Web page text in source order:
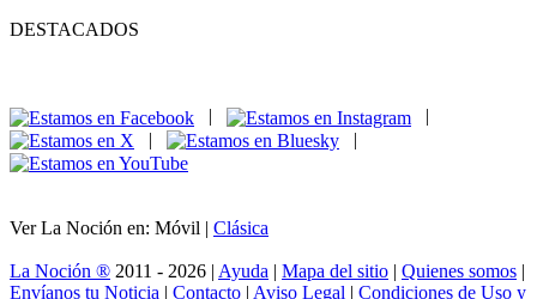
DESTACADOS
|
|
Ver La Noción en: Móvil | Clásica
La Noción ® 2011 - 2026 | Ayuda | Mapa del sitio | Quienes somos |
Envíanos tu Noticia | Contacto | Aviso Legal | Condiciones de Uso y